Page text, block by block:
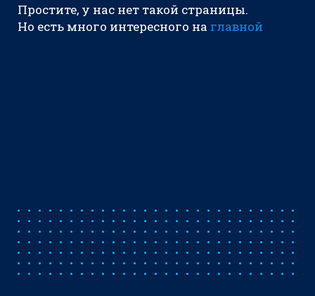
Простите, у нас нет такой страницы.
Но есть много интересного на главной